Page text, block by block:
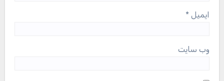
ایمیل *
وب‌ سایت